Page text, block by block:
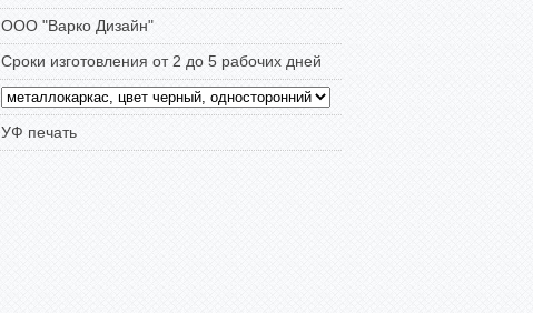
ООО "Варко Дизайн"
Сроки изготовления от 2 до 5 рабочих дней
УФ печать